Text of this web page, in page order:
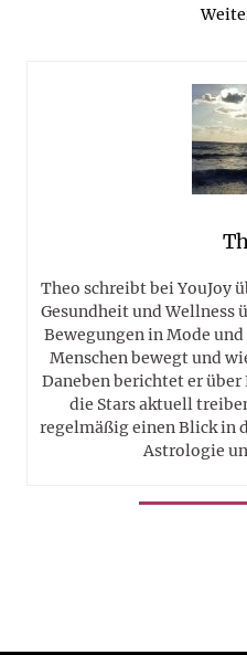
Theo schreibt bei YouJoy
Gesundheit und Wellness
Bewegungen in Mode
Menschen bewegt und
Daneben berichtet er
die Stars aktuell
regelmäßig einen Blick in
Astrologie